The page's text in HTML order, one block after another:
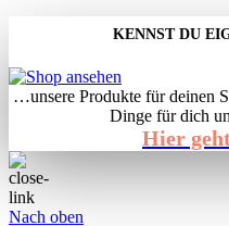
KENNST DU
…unsere Produkte für deinen
Dinge für dich
Hier
Nach oben